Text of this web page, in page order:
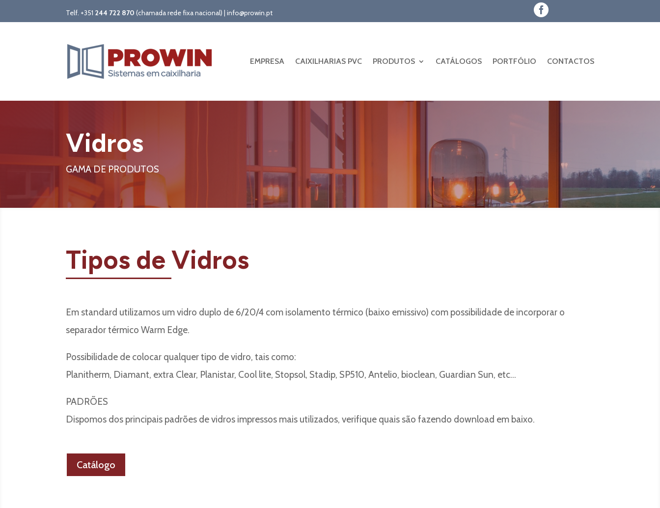
Telf. +351 244 722 870 (chamada rede fixa nacional) | info@prowin.pt 
EMPRESA CAIXILHARIAS PVC PRODUTOS CATÁLOGOS PORTFÓLIO CONTACTOS
Vidros
GAMA DE PRODUTOS
Tipos de Vidros
Em standard utilizamos um vidro duplo de 6/20/4 com isolamento térmico (baixo emissivo) com possibilidade de incorporar o
separador térmico Warm Edge.
Possibilidade de colocar qualquer tipo de vidro, tais como:
Planitherm, Diamant, extra Clear, Planistar, Cool lite, Stopsol, Stadip, SP510, Antelio, bioclean, Guardian Sun, etc…
PADRÕES
Dispomos dos principais padrões de vidros impressos mais utilizados, verifique quais são fazendo download em baixo.
Catálogo